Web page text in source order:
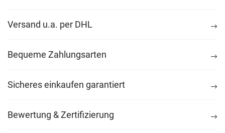
Versand u.a. per DHL
Bequeme Zahlungsarten
Sicheres einkaufen garantiert
Bewertung & Zertifizierung